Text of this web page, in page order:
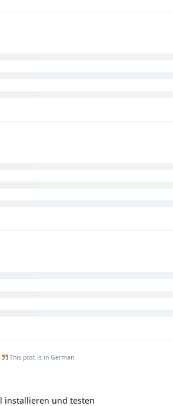
This post is in German
installieren und testen